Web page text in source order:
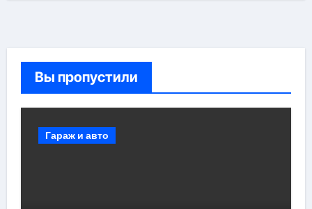
Вы пропустили
Гараж и авто